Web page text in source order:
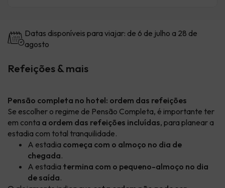
Datas disponíveis para viajar: de 6 de julho a 28 de
agosto
Refeições & mais
Pensão completa no hotel: ordem das refeições
Se escolher o regime de Pensão Completa, é importante ter
em conta a ordem das refeições incluídas, para planear a
estadia com total tranquilidade.
A estadia começa com o almoço no dia de
chegada.
A estadia termina com o pequeno-almoço no dia
de saída.